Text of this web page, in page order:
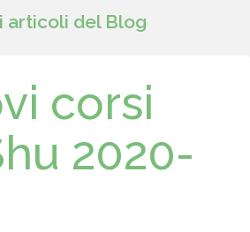
articoli del Blog
corsi
2020-